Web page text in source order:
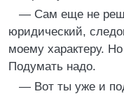
— Сам еще не
юридический,
моему характеру.
Подумать надо.
— Вот ты уже и